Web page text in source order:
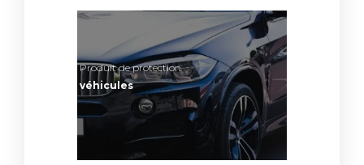
Produit de protection
véhicules